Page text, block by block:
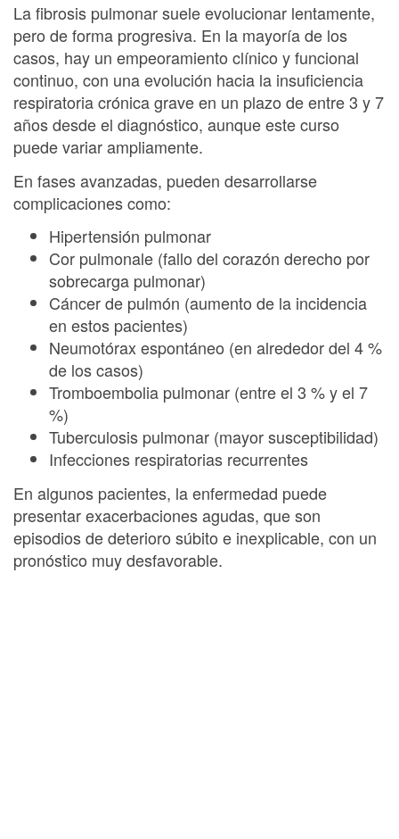
La fibrosis pulmonar suele evolucionar lentamente,
pero de forma progresiva. En la mayoría de los
casos, hay un empeoramiento clínico y funcional
continuo, con una evolución hacia la insuficiencia
respiratoria crónica grave en un plazo de entre 3 y 7
años desde el diagnóstico, aunque este curso
puede variar ampliamente.
En fases avanzadas, pueden desarrollarse
complicaciones como:
Hipertensión pulmonar
Cor pulmonale (fallo del corazón derecho por
sobrecarga pulmonar)
Cáncer de pulmón (aumento de la incidencia
en estos pacientes)
Neumotórax espontáneo (en alrededor del 4 %
de los casos)
Tromboembolia pulmonar (entre el 3 % y el 7
%)
Tuberculosis pulmonar (mayor susceptibilidad)
Infecciones respiratorias recurrentes
En algunos pacientes, la enfermedad puede
presentar exacerbaciones agudas, que son
episodios de deterioro súbito e inexplicable, con un
pronóstico muy desfavorable.